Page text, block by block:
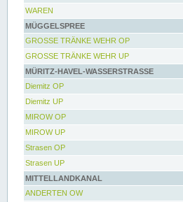
WAREN
MÜGGELSPREE
GROSSE TRÄNKE WEHR OP
GROSSE TRÄNKE WEHR UP
MÜRITZ-HAVEL-WASSERSTRASSE
Diemitz OP
Diemitz UP
MIROW OP
MIROW UP
Strasen OP
Strasen UP
MITTELLANDKANAL
ANDERTEN OW